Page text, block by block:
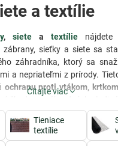
a textílie
, siete a textílie nájdete
zábrany, sieťky a siete sa
záhradníka, ktorý sa
a nepriateľmi z prírody.
ochranu proti vtákom,
na použitie na rôznych
dizajn umožňuje ich
Čítajte viac
Tieniace
textílie